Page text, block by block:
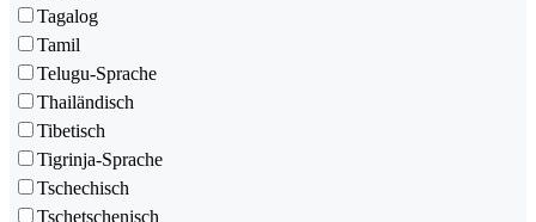
Tagalog
Tamil
Telugu-Sprache
Thailändisch
Tibetisch
Tigrinja-Sprache
Tschechisch
Tschetschenisch